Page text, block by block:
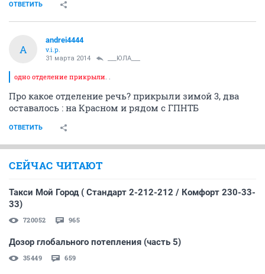
ОТВЕТИТЬ
A
andrei4444
v.i.p.
31 марта 2014 ___ЮЛА___
одно отделение прикрыли. .
Про какое отделение речь? прикрыли зимой 3, два
оставалось : на Красном и рядом с ГПНТБ
ОТВЕТИТЬ
СЕЙЧАС ЧИТАЮТ
Такси Мой Город ( Стандарт 2-212-212 / Комфорт 230-33-
33)
720052 965
Дозор глобального потепления (часть 5)
35449 659